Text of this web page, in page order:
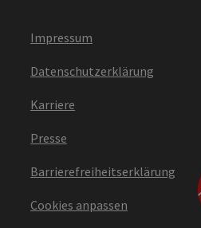
Impressum
Datenschutzerklärung
Karriere
Presse
Barrierefreiheitserklärung
Cookies anpassen